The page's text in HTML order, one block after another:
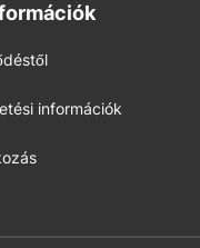
információk